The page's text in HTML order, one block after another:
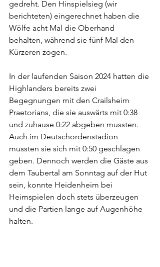
gedreht. Den Hinspielsieg (wir
berichteten) eingerechnet haben die
Wölfe acht Mal die Oberhand
behalten, während sie fünf Mal den
Kürzeren zogen.
In der laufenden Saison 2024 hatten die
Highlanders bereits zwei
Begegnungen mit den Crailsheim
Praetorians, die sie auswärts mit 0:38
und zuhause 0:22 abgeben mussten.
Auch im Deutschordenstadion
mussten sie sich mit 0:50 geschlagen
geben. Dennoch werden die Gäste aus
dem Taubertal am Sonntag auf der Hut
sein, konnte Heidenheim bei
Heimspielen doch stets überzeugen
und die Partien lange auf Augenhöhe
halten.